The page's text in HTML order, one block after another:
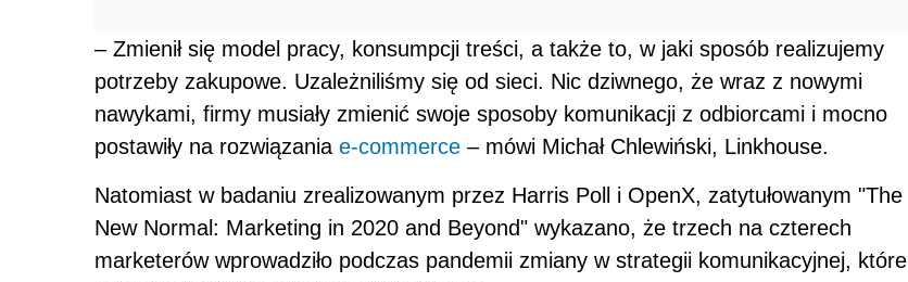
– Zmienił się model pracy, konsumpcji treści, a także to, w jaki sposób realizujemy
potrzeby zakupowe. Uzależniliśmy się od sieci. Nic dziwnego, że wraz z nowymi
nawykami, firmy musiały zmienić swoje sposoby komunikacji z odbiorcami i mocno
postawiły na rozwiązania e-commerce – mówi Michał Chlewiński, Linkhouse.
Natomiast w badaniu zrealizowanym przez Harris Poll i OpenX, zatytułowanym "The
New Normal: Marketing in 2020 and Beyond" wykazano, że trzech na czterech
marketerów wprowadziło podczas pandemii zmiany w strategii komunikacyjnej, które